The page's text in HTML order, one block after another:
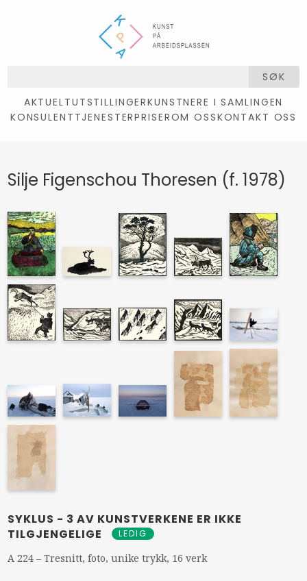
SØK
AKTUELTUTSTILLINGERKUNSTNERE I SAMLINGEN
KONSULENTTJENESTERPRISEROM OSSKONTAKT OSS
Silje Figenschou Thoresen (f. 1978)
SYKLUS - 3 AV KUNSTVERKENE ER IKKE
TILGJENGELIGE
LEDIG
A 224 – Tresnitt, foto, unike trykk, 16 verk